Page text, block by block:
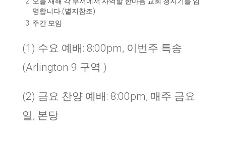
명합니다 .(별지참조)
주간 모임
(1) 수요 예배: 8:00pm, 이번주 특송
(Arlington 9 구역 )
(2) 금요 찬양 예배: 8:00pm, 매주 금요
일, 본당